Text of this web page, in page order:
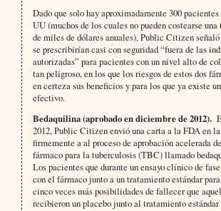
Dado que solo hay aproximadamente 300
UU (muchos de los cuales no pueden costearse
de miles de dólares anuales), Public Citizen
se prescribirían casi con seguridad “fuera de las
autorizadas” para pacientes con un nivel alto de
tan peligroso, en los que los riesgos de estos dos
en certeza sus beneficios y para los que ya existe
efectivo.
Bedaquilina (aprobado en diciembre de 2012).
2012, Public Citizen envió una carta a la FDA en la
firmemente a al proceso de aprobación acelerada
fármaco para la tuberculosis (TBC) llamado
Los pacientes que durante un ensayo clínico de
con el fármaco junto a un tratamiento estándar
cinco veces más posibilidades de fallecer que
recibieron un placebo junto al tratamiento